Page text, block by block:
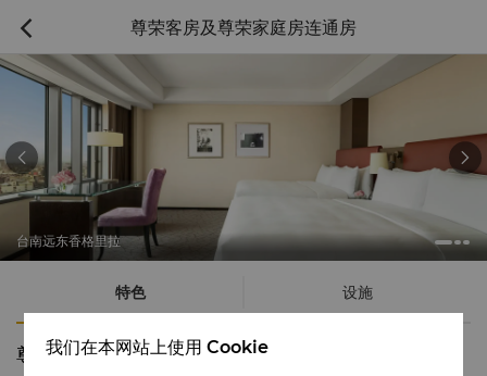
 尊荣客房及尊荣家庭房连通房
台南远东香格里拉
 
特色 设施
尊荣客房及尊荣家庭房连通房
我们在本网站上使用 Cookie